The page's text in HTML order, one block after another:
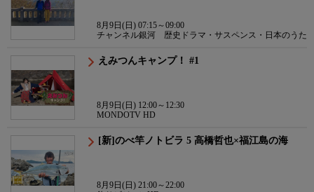
8月9日(日) 07:15～09:00
チャンネル銀河 歴史ドラマ・サスペンス・日本のうた
えみつんキャンプ！ #1
8月9日(日) 12:00～12:30
MONDOTV HD
[新]のべ竿ノトビラ 5 高橋哲也×福江島の海
8月9日(日) 21:00～22:00